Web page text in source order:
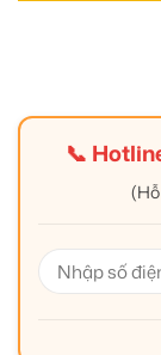
📞